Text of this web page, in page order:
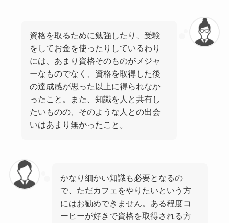
資格を取るために勉強したり、受験
をしてお金を使ったりしているわり
には、あまり資格そのものがメジャ
ーなものでなく、資格を取得した後
の達成感が思った以上に得られなか
ったこと。また、知識を人と共有し
たいものの、そのような人との出会
いはあまり無かったこと。
かなり細かい知識も必要となるの
で、ただカフェをやりたいという方
にはお勧めできません。ある程度コ
ーヒーが好きで資格を取得される方